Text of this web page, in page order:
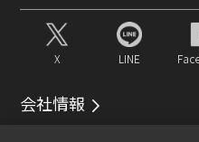
X LINE
会社情報